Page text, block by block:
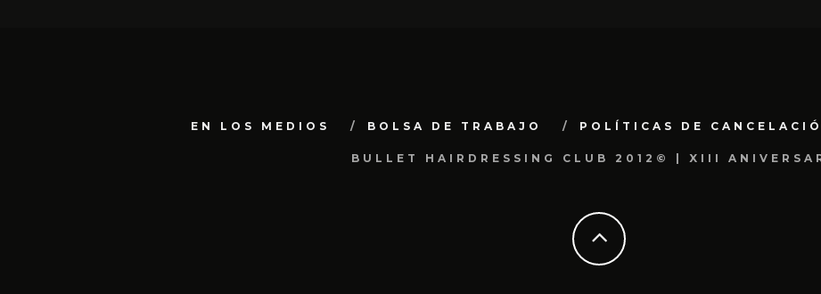
EN LOS MEDIOS BOLSA DE TRABAJO POLÍTICAS DE
BULLET HAIRDRESSING CLUB 2012© | XIII